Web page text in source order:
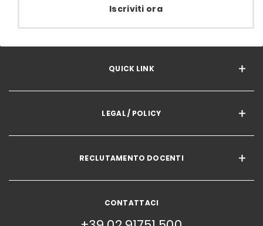
Iscriviti ora
QUICK LINK
LEGAL / POLICY
RECLUTAMENTO DOCENTI
CONTATTACI